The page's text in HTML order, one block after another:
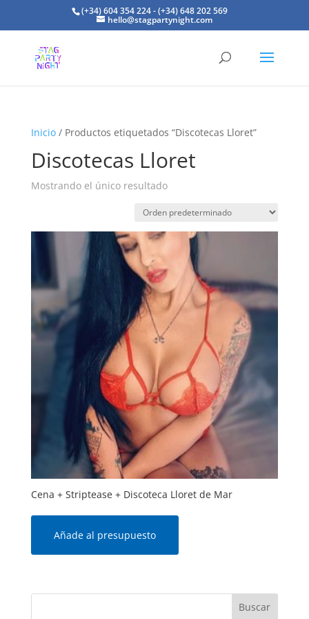
(+34) 604 354 224 - (+34) 648 202 569
hello@stagpartynight.com
Inicio/ Productos etiquetados “Discotecas Lloret”
Discotecas Lloret
Mostrando el único resultado
Cena + Striptease + Discoteca Lloret de Mar
Añade al presupuesto